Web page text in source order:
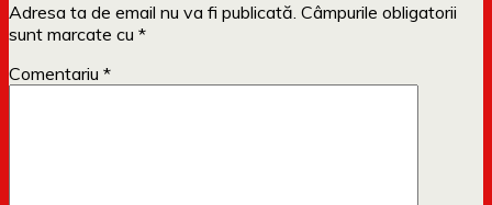
Adresa ta de email nu va fi publicată. Câmpurile obligatorii
sunt marcate cu *
Comentariu *